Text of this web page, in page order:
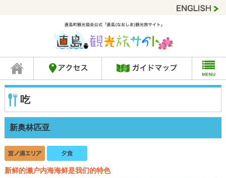
吃
新奥林匹亚
新鲜的濑户内海海鲜是我们的特色